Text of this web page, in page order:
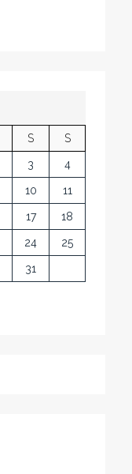
S S
3 4
10 11
17 18
24 25
31